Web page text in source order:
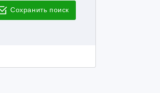
Сохранить поиск